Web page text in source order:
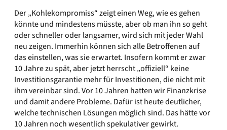
Der „Kohlekompromiss“ zeigt einen Weg, wie es gehen
könnte und mindestens müsste, aber ob man ihn so geht
oder schneller oder langsamer, wird sich mit jeder Wahl
neu zeigen. Immerhin können sich alle Betroffenen auf
das einstellen, was sie erwartet. Insofern kommt er zwar
10 Jahre zu spät, aber jetzt herrscht „offiziell“ keine
Investitionsgarantie mehr für Investitionen, die nicht mit
ihm vereinbar sind. Vor 10 Jahren hatten wir Finanzkrise
und damit andere Probleme. Dafür ist heute deutlicher,
welche technischen Lösungen möglich sind. Das hätte vor
10 Jahren noch wesentlich spekulativer gewirkt.